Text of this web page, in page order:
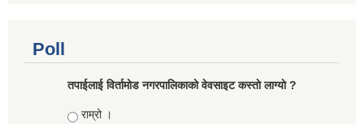
Poll
तपाईलाई विर्तामोड नगरपालिकाको वेवसाइट कस्ताे लाग्याे ?
Choices
राम्रो ।